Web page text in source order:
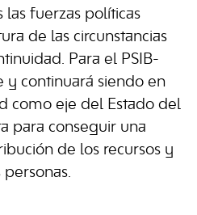
las fuerzas políticas
de las circunstancias
Para el PSIB-
y continuará siendo en
como eje del Estado del
para conseguir una
de los recursos y